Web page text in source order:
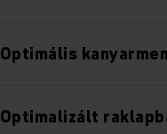
Optimális
Optimalizált